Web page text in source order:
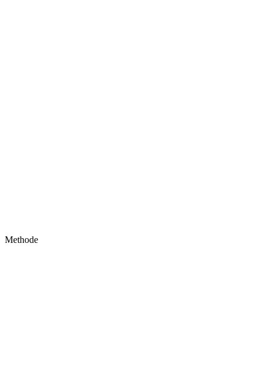
Methode